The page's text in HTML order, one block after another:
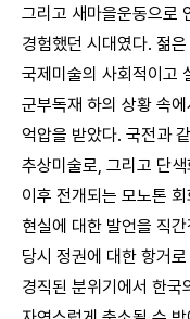
그리고 새마을운동으로
경험했던 시대였다. 젊
국제미술의 사회적이고
군부독재 하의 상황 속
억압을 받았다. 국전과
추상미술로, 그리고 단
이후 전개되는 모노톤
현실에 대한 발언을 직
당시 정권에 대한 항거
경직된 분위기에서 한국